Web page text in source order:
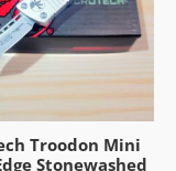
Troodon Mini
Stonewashed